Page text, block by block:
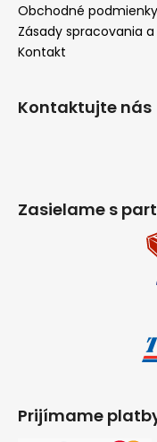
Obchodné podmienky
Zásady spracovania
Kontakt
Kontaktujte nás
Zasielame s
Prijímame